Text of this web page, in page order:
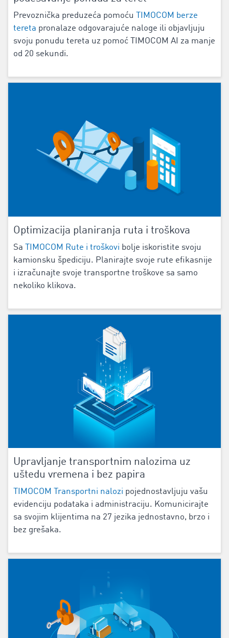
Prevoznička preduzeća pomoću
TIMOCOM berze
tereta pronalaze odgovarajuće naloge ili objavljuju
svoju ponudu tereta uz pomoć TIMOCOM AI za manje
od 20 sekundi.
Optimizacija planiranja ruta i troškova
Sa TIMOCOM Rute i troškovi bolje iskoristite svoju
kamionsku špediciju. Planirajte svoje rute efikasnije
i izračunajte svoje transportne troškove sa samo
nekoliko klikova.
Upravljanje transportnim nalozima uz
uštedu vremena i bez papira
TIMOCOM Transportni nalozi pojednostavljuju vašu
evidenciju podataka i administraciju. Komunicirajte
sa svojim klijentima na 27 jezika jednostavno, brzo i
bez grešaka.